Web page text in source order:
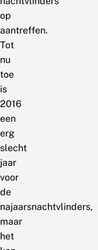
op
aantreffen.
Tot
nu
toe
is
2016
een
erg
slecht
jaar
voor
de
najaarsnachtvlinders,
maar
het